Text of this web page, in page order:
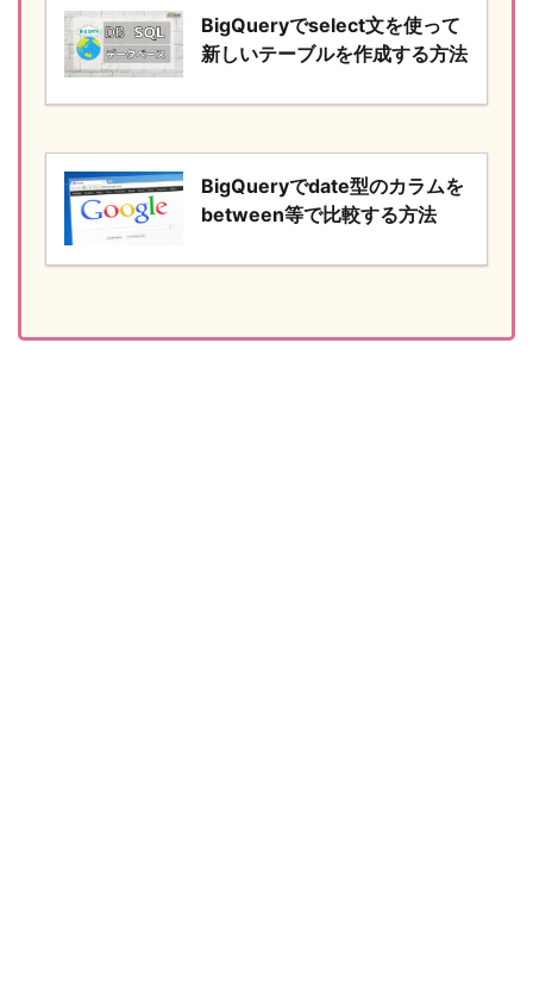
BigQueryでselect文を使って
新しいテーブルを作成する方法
BigQueryでdate型のカラムを
between等で比較する方法